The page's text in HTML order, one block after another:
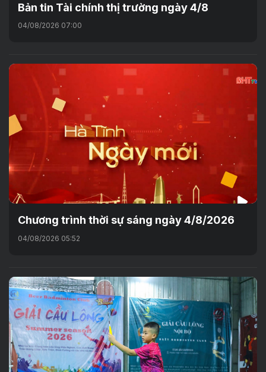
Bản tin Tài chính thị trường ngày 4/8
04/08/2026 07:00
Chương trình thời sự sáng ngày 4/8/2026
04/08/2026 05:52